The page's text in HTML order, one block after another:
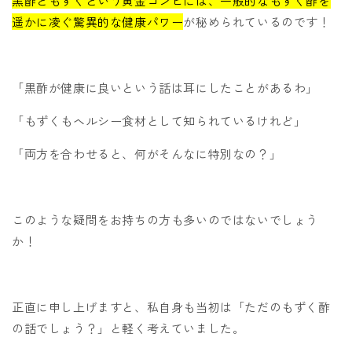
遥かに凌ぐ驚異的な健康パワーが秘められているのです！
「黒酢が健康に良いという話は耳にしたことがあるわ」
「もずくもヘルシー食材として知られているけれど」
「両方を合わせると、何がそんなに特別なの？」
このような疑問をお持ちの方も多いのではないでしょう
か！
正直に申し上げますと、私自身も当初は「ただのもずく酢
の話でしょう？」と軽く考えていました。